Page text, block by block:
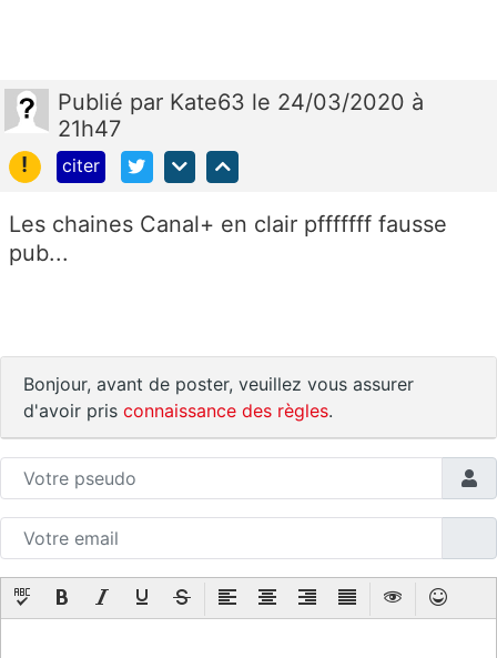
Publié par Kate63 le 24/03/2020 à
21h47
!
citer
Les chaines Canal+ en clair pfffffff fausse
pub...
Bonjour, avant de poster, veuillez vous assurer
d'avoir pris connaissance des règles.